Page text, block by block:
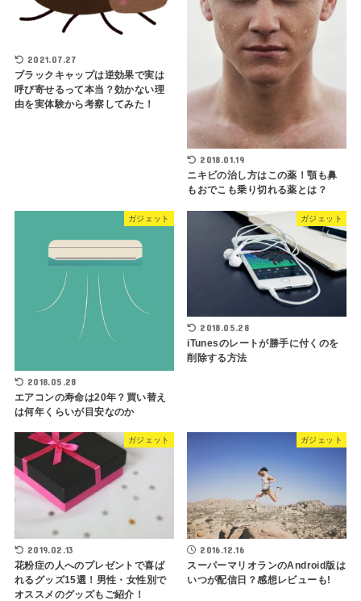
2021.07.27
ブラックキャップは逆効果で実は
呼び寄せるって本当？効かない理
由を実体験から考察してみた！
2018.01.19
ニキビの治し方はこの薬！顎も鼻
もおでこも乗り切れる薬とは？
ガジェット
2018.05.28
エアコンの寿命は20年？買い替え
は何年くらいが目安なのか
ガジェット
2018.05.28
iTunesのレートが勝手に付くのを
削除する方法
ガジェット
2019.02.13
花粉症の人へのプレゼントで喜ば
れるグッズ15選！男性・女性別で
オススメのグッズもご紹介！
ガジェット
2016.12.16
スーパーマリオランのAndroid版は
いつが配信日？感想レビューも!